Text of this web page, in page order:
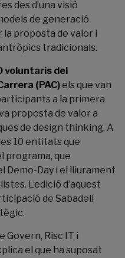
des d’una visió
de generació
la proposta de valor i
tradicionals.
voluntaris del
(PAC)els que van
a la primera
proposta de valor a
de design thinking. A
10 entitats que
programa, que
Demo-Day i el lliurament
L’edició d’aquest
de Sabadell
Govern, Risc IT i
el que ha suposat